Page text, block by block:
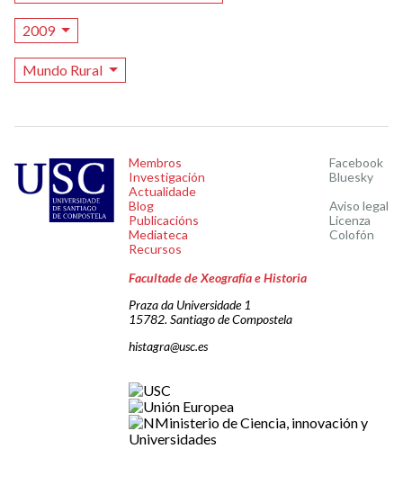
2009
Mundo Rural
Membros
Investigación
Actualidade
Blog
Publicacións
Mediateca
Recursos
Facebook
Bluesky
Aviso legal
Licenza
Colofón
Facultade de Xeografía e Historia
Praza da Universidade 1
15782. Santiago de Compostela
histagra@usc.es